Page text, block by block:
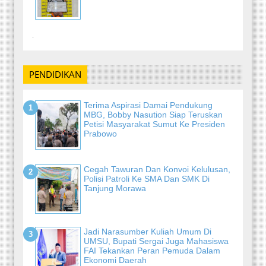
-
PENDIDIKAN
Terima Aspirasi Damai Pendukung
MBG, Bobby Nasution Siap Teruskan
Petisi Masyarakat Sumut Ke Presiden
Prabowo
Cegah Tawuran Dan Konvoi Kelulusan,
Polisi Patroli Ke SMA Dan SMK Di
Tanjung Morawa
Jadi Narasumber Kuliah Umum Di
UMSU, Bupati Sergai Juga Mahasiswa
FAI Tekankan Peran Pemuda Dalam
Ekonomi Daerah